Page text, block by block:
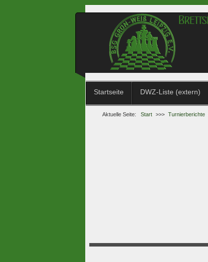
Startseite DWZ-Liste (extern)
Aktuelle Seite: Start >>> Turnierberichte